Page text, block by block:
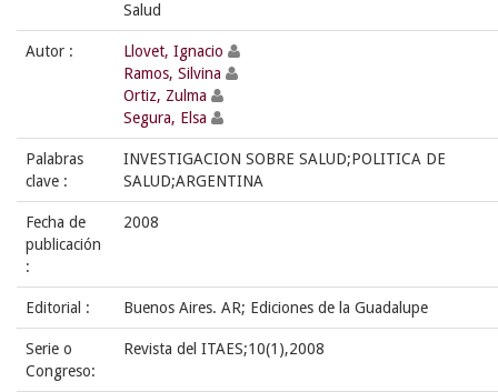
Salud
Autor :
Llovet, Ignacio
Ramos, Silvina
Ortiz, Zulma
Segura, Elsa
Palabras
clave :
INVESTIGACION SOBRE SALUD;POLITICA DE
SALUD;ARGENTINA
Fecha de
publicación
:
2008
Editorial : Buenos Aires. AR; Ediciones de la Guadalupe
Serie o
Congreso:
Revista del ITAES;10(1),2008